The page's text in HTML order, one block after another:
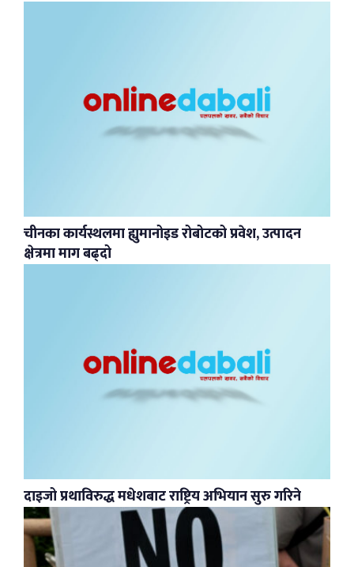
चीनका कार्यस्थलमा ह्युमानोइड रोबोटको प्रवेश, उत्पादन
क्षेत्रमा माग बढ्दो
दाइजो प्रथाविरुद्ध मधेशबाट राष्ट्रिय अभियान सुरु गरिने